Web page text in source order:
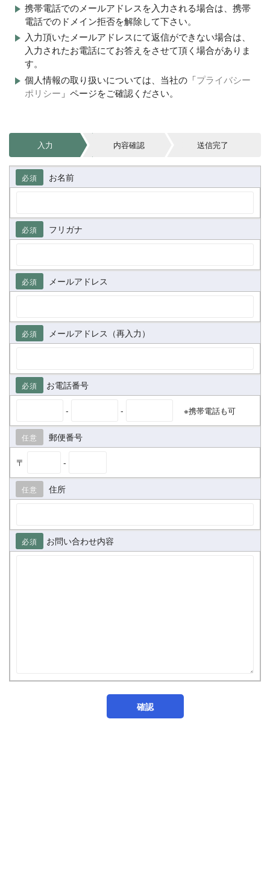
携帯電話でのメールアドレスを入力される場合は、携帯
電話でのドメイン拒否を解除して下さい。
入力頂いたメールアドレスにて返信ができない場合は、
入力されたお電話にてお答えをさせて頂く場合がありま
す。
個人情報の取り扱いについては、当社の「プライバシー
ポリシー 」ページをご確認ください。
入力 内容確認 送信完了
必須 お名前
必須 フリガナ
必須 メールアドレス
必須 メールアドレス（再入力）
必須 お電話番号
- - ※携帯電話も可
任意 郵便番号
〒 -
任意 住所
必須 お問い合わせ内容